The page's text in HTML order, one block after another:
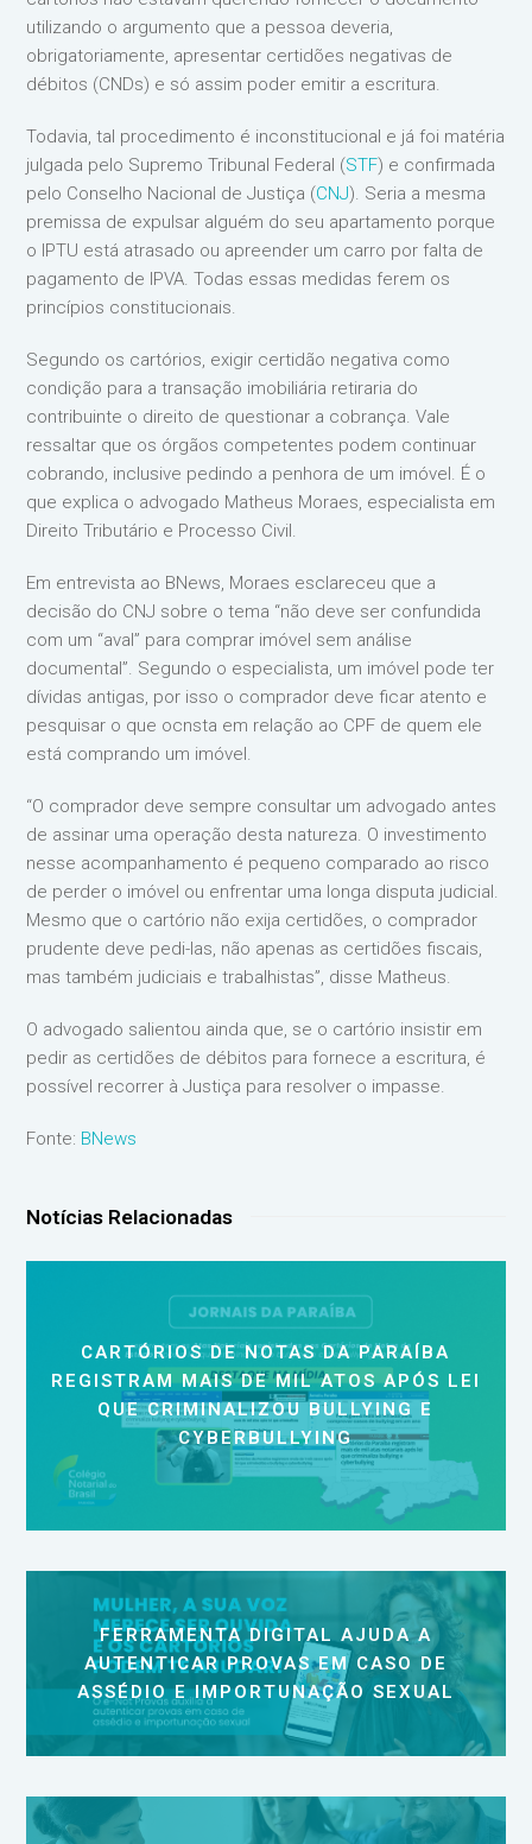
utilizando o argumento que a pessoa deveria,
obrigatoriamente, apresentar certidões negativas de
débitos (CNDs) e só assim poder emitir a escritura.
Todavia, tal procedimento é inconstitucional e já foi matéria
julgada pelo Supremo Tribunal Federal (STF) e confirmada
pelo Conselho Nacional de Justiça (CNJ). Seria a mesma
premissa de expulsar alguém do seu apartamento porque
o IPTU está atrasado ou apreender um carro por falta de
pagamento de IPVA. Todas essas medidas ferem os
princípios constitucionais.
Segundo os cartórios, exigir certidão negativa como
condição para a transação imobiliária retiraria do
contribuinte o direito de questionar a cobrança. Vale
ressaltar que os órgãos competentes podem continuar
cobrando, inclusive pedindo a penhora de um imóvel. É o
que explica o advogado Matheus Moraes, especialista em
Direito Tributário e Processo Civil.
Em entrevista ao BNews, Moraes esclareceu que a
decisão do CNJ sobre o tema “não deve ser confundida
com um “aval” para comprar imóvel sem análise
documental”. Segundo o especialista, um imóvel pode ter
dívidas antigas, por isso o comprador deve ficar atento e
pesquisar o que ocnsta em relação ao CPF de quem ele
está comprando um imóvel.
“O comprador deve sempre consultar um advogado antes
de assinar uma operação desta natureza. O investimento
nesse acompanhamento é pequeno comparado ao risco
de perder o imóvel ou enfrentar uma longa disputa judicial.
Mesmo que o cartório não exija certidões, o comprador
prudente deve pedi-las, não apenas as certidões fiscais,
mas também judiciais e trabalhistas”, disse Matheus.
O advogado salientou ainda que, se o cartório insistir em
pedir as certidões de débitos para fornece a escritura, é
possível recorrer à Justiça para resolver o impasse.
Fonte: BNews
Notícias Relacionadas
CARTÓRIOS DE NOTAS DA PARAÍBA
REGISTRAM MAIS DE MIL ATOS APÓS LEI
QUE CRIMINALIZOU BULLYING E
CYBERBULLYING
FERRAMENTA DIGITAL AJUDA A
AUTENTICAR PROVAS EM CASO DE
ASSÉDIO E IMPORTUNAÇÃO SEXUAL